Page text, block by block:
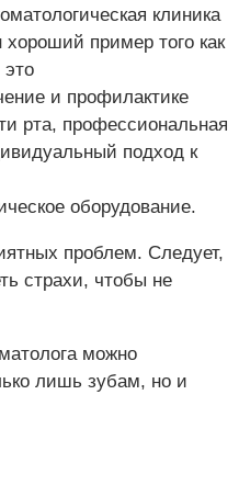
клиника
хороший пример того как
и профилактике
рта, профессиональная
подход к
оборудование.
проблем. Следует,
страхи, чтобы не
можно
лишь зубам, но и